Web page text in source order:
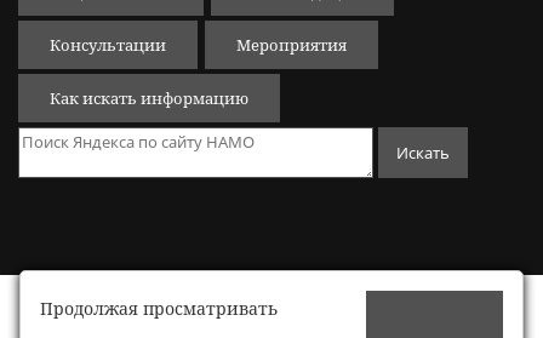
Консультации Мероприятия
Как искать информацию
Продолжая просматривать